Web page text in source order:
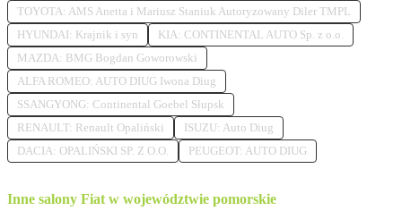
TOYOTA: AMS Anetta i Mariusz Staniuk Autoryzowany Diler TMPL
HYUNDAI: Krajnik i syn
KIA: CONTINENTAL AUTO Sp. z o.o.
MAZDA: BMG Bogdan Goworowski
ALFA ROMEO: AUTO DIUG Iwona Diug
SSANGYONG: Continental Goebel Słupsk
RENAULT: Renault Opaliński
ISUZU: Auto Diug
DACIA: OPALIŃSKI SP. Z O.O.
PEUGEOT: AUTO DIUG
Inne salony Fiat w województwie pomorskie